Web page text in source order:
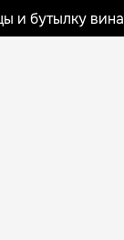
и бутылку вина